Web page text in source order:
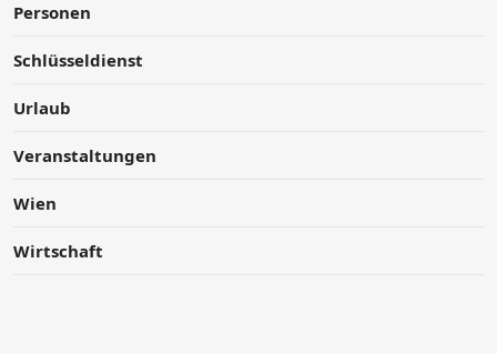
Personen
Schlüsseldienst
Urlaub
Veranstaltungen
Wien
Wirtschaft